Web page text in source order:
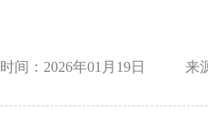
时间：2026年01月19日 来